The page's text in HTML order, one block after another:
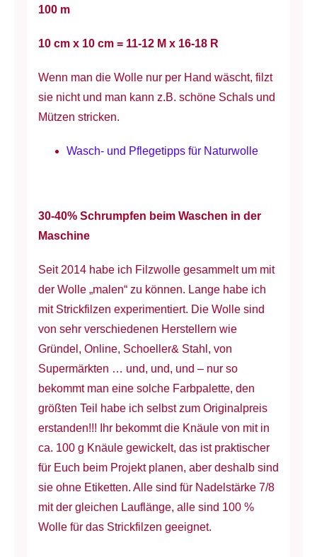
100 m
10 cm x 10 cm = 11-12 M x 16-18 R
Wenn man die Wolle nur per Hand wäscht, filzt
sie nicht und man kann z.B. schöne Schals und
Mützen stricken.
Wasch- und Pflegetipps für Naturwolle
30-40% Schrumpfen beim Waschen in der
Maschine
Seit 2014 habe ich Filzwolle gesammelt um mit
der Wolle „malen“ zu können. Lange habe ich
mit Strickfilzen experimentiert. Die Wolle sind
von sehr verschiedenen Herstellern wie
Gründel, Online, Schoeller& Stahl, von
Supermärkten … und, und, und – nur so
bekommt man eine solche Farbpalette, den
größten Teil habe ich selbst zum Originalpreis
erstanden!!! Ihr bekommt die Knäule von mit in
ca. 100 g Knäule gewickelt, das ist praktischer
für Euch beim Projekt planen, aber deshalb sind
sie ohne Etiketten. Alle sind für Nadelstärke 7/8
mit der gleichen Lauflänge, alle sind 100 %
Wolle für das Strickfilzen geeignet.